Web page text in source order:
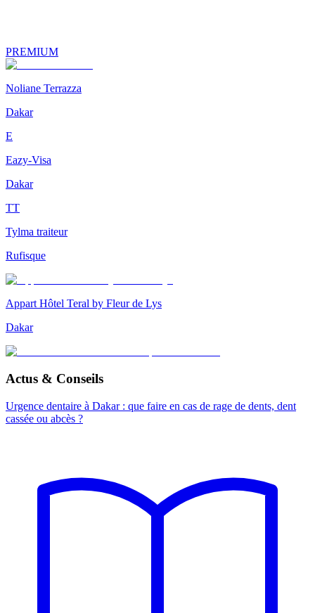
PREMIUM
Noliane Terrazza
Dakar
E
Eazy-Visa
Dakar
TT
Tylma traiteur
Rufisque
Appart Hôtel Teral by Fleur de Lys
Dakar
Actus & Conseils
Urgence dentaire à Dakar : que faire en cas de rage de dents, dent
cassée ou abcès ?